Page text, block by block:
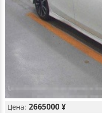
Цена: 2665000 ¥